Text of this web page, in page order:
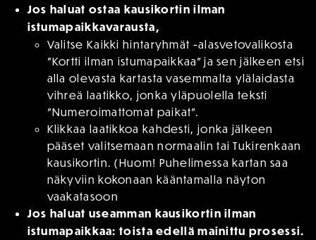
Jos haluat ostaa kausikortin ilman
istumapaikkavarausta,
Valitse Kaikki hintaryhmät -alasvetovalikosta
”Kortti ilman istumapaikkaa” ja sen jälkeen etsi
alla olevasta kartasta vasemmalta ylälaidasta
vihreä laatikko, jonka yläpuolella teksti
”Numeroimattomat paikat”.
Klikkaa laatikkoa kahdesti, jonka jälkeen
pääset valitsemaan normaalin tai Tukirenkaan
kausikortin. (Huom! Puhelimessa kartan saa
näkyviin kokonaan kääntamalla näyton
vaakatasoon
Jos haluat useamman kausikortin ilman
istumapaikkaa: toista edellä mainittu prosessi.